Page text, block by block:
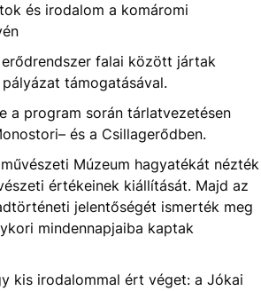
és irodalom a komáromi
falai között jártak
támogatásával.
a program során tárlatvezetésen
és a Csillagerődben.
Múzeum hagyatékát nézték
értékeinek kiállítását. Majd az
jelentőségét ismerték meg
mindennapjaiba kaptak
kis irodalommal ért véget: a Jókai